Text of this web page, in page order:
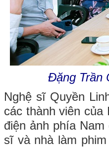
Đặng Trần
Nghệ sĩ Quyền
các thành viên
điện ảnh phía Nam
sĩ và nhà làm